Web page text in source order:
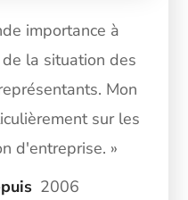
importance à
la situation des
Mon
sur les
d'entreprise. »
2006